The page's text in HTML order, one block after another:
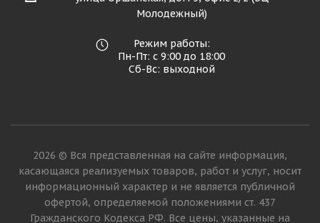
Молодежный)
Режим работы:
Пн-Пт: с 9:00 до 18:00
Сб-Вс: выходной
2026 © Вся представленная на сайте информация,
касающаяся реализуемых товаров, работ и услуг, носит
информационный характер и не является публичной
офертой, определяемой положениями ст. 437
Гражданского Кодекса РФ. Все цены, указанные на